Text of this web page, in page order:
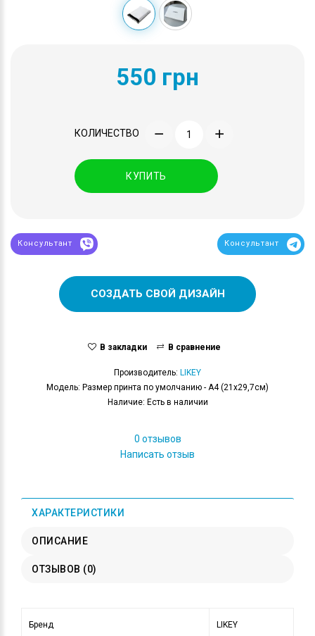
550 грн
КОЛИЧЕСТВО
КУПИТЬ
Консультант Консультант
СОЗДАТЬ СВОЙ ДИЗАЙН
В закладки В сравнение
Производитель: LIKEY
Модель: Размер принта по умолчанию - А4 (21x29,7см)
Наличие: Есть в наличии
0 отзывов
Написать отзыв
ХАРАКТЕРИСТИКИ
ОПИСАНИЕ
ОТЗЫВОВ (0)
Бренд LIKEY